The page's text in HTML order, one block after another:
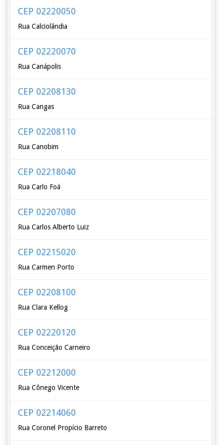
CEP 02220050
Rua Calciolândia
CEP 02220070
Rua Canápolis
CEP 02208130
Rua Cangas
CEP 02208110
Rua Canobim
CEP 02218040
Rua Carlo Foá
CEP 02207080
Rua Carlos Alberto Luiz
CEP 02215020
Rua Carmen Porto
CEP 02208100
Rua Clara Kellog
CEP 02220120
Rua Conceição Carneiro
CEP 02212000
Rua Cônego Vicente
CEP 02214060
Rua Coronel Propício Barreto